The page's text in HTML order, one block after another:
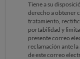
Tiene a su
derecho a obtener
tratamiento,
portabilidad y
presente correo
reclamación ante
de este correo